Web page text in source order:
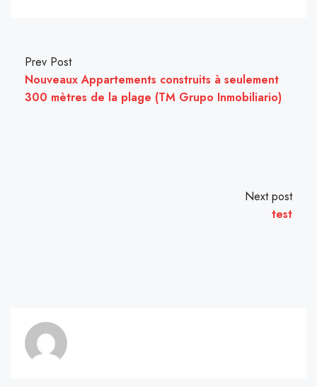
Prev Post
Nouveaux Appartements construits à seulement
300 mètres de la plage (TM Grupo Inmobiliario)
Next post
test